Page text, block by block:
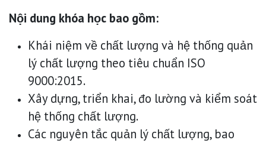
Nội dung khóa học bao gồm:
Khái niệm về chất lượng và hệ thống quản
lý chất lượng theo tiêu chuẩn ISO
9000:2015.
Xây dựng, triển khai, đo lường và kiểm soát
hệ thống chất lượng.
Các nguyên tắc quản lý chất lượng, bao